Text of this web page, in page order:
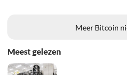
Meer Bitcoin
Meest gelezen